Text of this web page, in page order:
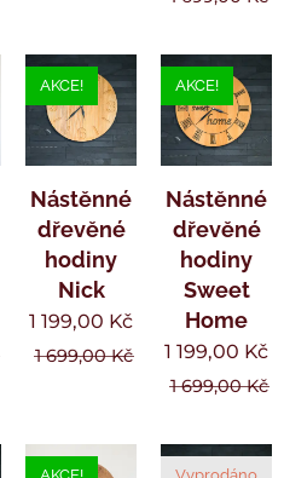
Nástěnné
dřevěné
hodiny
Nick
AKCE!
1 199,00 Kč
1 699,00Kč
Nástěnné
dřevěné
hodiny
Sweet
Home
AKCE!
1 199,00 Kč
1 699,00Kč